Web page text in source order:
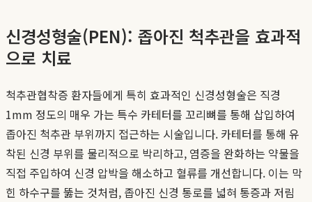
신경성형술(PEN): 좁아진 척추관을 효과적
으로 치료
척추관협착증 환자들에게 특히 효과적인 신경성형술은 직경
1mm 정도의 매우 가는 특수 카테터를 꼬리뼈를 통해 삽입하여
좁아진 척추관 부위까지 접근하는 시술입니다. 카테터를 통해 유
착된 신경 부위를 물리적으로 박리하고, 염증을 완화하는 약물을
직접 주입하여 신경 압박을 해소하고 혈류를 개선합니다. 이는 막
힌 하수구를 뚫는 것처럼, 좁아진 신경 통로를 넓혀 통증과 저림